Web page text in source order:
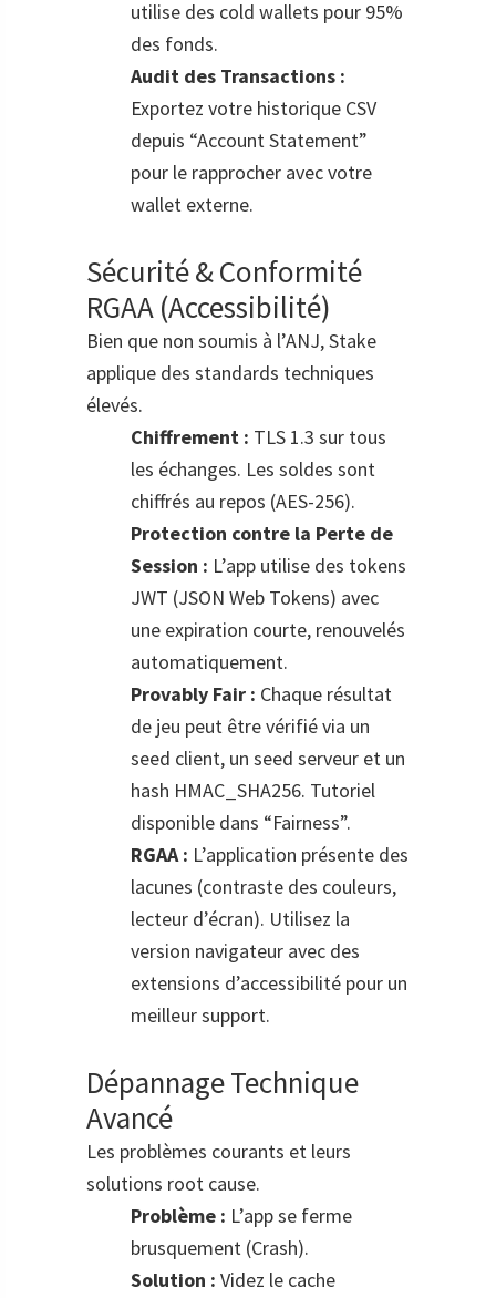
utilise des cold wallets pour 95%
des fonds.
Audit des Transactions :
Exportez votre historique CSV
depuis “Account Statement”
pour le rapprocher avec votre
wallet externe.
Sécurité & Conformité
RGAA (Accessibilité)
Bien que non soumis à l’ANJ, Stake
applique des standards techniques
élevés.
Chiffrement : TLS 1.3 sur tous
les échanges. Les soldes sont
chiffrés au repos (AES-256).
Protection contre la Perte de
Session : L’app utilise des tokens
JWT (JSON Web Tokens) avec
une expiration courte, renouvelés
automatiquement.
Provably Fair : Chaque résultat
de jeu peut être vérifié via un
seed client, un seed serveur et un
hash HMAC_SHA256. Tutoriel
disponible dans “Fairness”.
RGAA : L’application présente des
lacunes (contraste des couleurs,
lecteur d’écran). Utilisez la
version navigateur avec des
extensions d’accessibilité pour un
meilleur support.
Dépannage Technique
Avancé
Les problèmes courants et leurs
solutions root cause.
Problème : L’app se ferme
brusquement (Crash).
Solution : Videz le cache